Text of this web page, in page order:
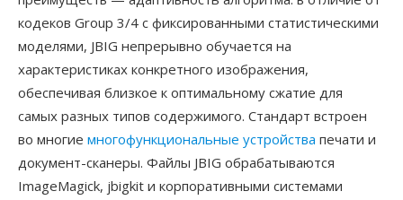
кодеков Group 3/4 с фиксированными статистическими
моделями, JBIG непрерывно обучается на
характеристиках конкретного изображения,
обеспечивая близкое к оптимальному сжатие для
самых разных типов содержимого. Стандарт встроен
во многие многофункциональные устройства печати и
документ-сканеры. Файлы JBIG обрабатываются
ImageMagick, jbigkit и корпоративными системами